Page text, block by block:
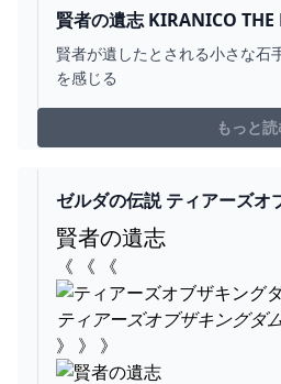
賢者の遺志 KIRANICO THE LEGEND OF ZELDA:
TEARS OF THE KINGDOM
賢者が遺したとされる小さな石
を感じる
もっと
ゼルダの伝説 ティアーズオ
者の遺志 - NJOY
賢者の遺志
《 《 《
ティアーズオブザキングダ
》 》 》